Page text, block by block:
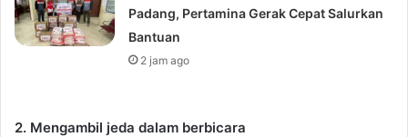
Padang, Pertamina Gerak Cepat Salurkan
Bantuan
2 jam ago
2. Mengambil jeda dalam berbicara